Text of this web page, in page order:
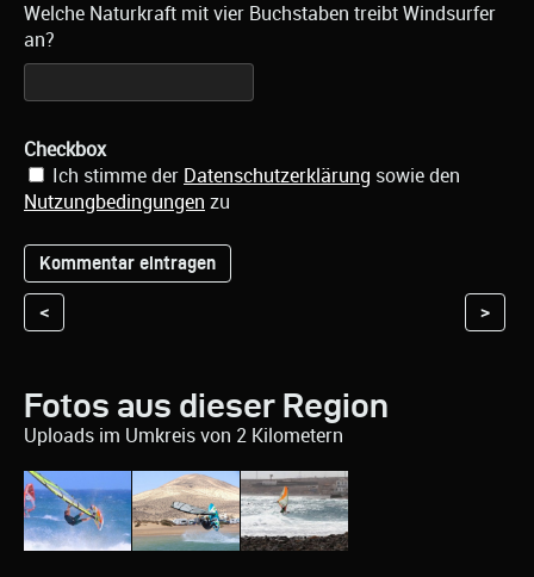
Welche Naturkraft mit vier Buchstaben treibt Windsurfer
an?
Checkbox
Ich stimme der Datenschutzerklärung sowie den
Nutzungbedingungen zu
< >
Fotos aus dieser Region
Uploads im Umkreis von 2 Kilometern